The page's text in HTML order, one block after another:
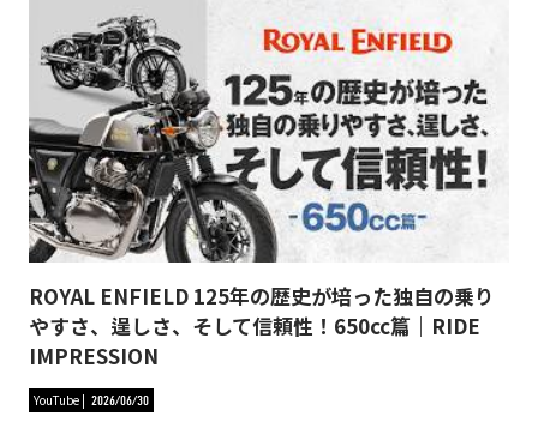
ROYAL ENFIELD 125年の歴史が培った独自の乗り
やすさ、逞しさ、そして信頼性！650cc篇｜RIDE
IMPRESSION
YouTube 2026/06/30